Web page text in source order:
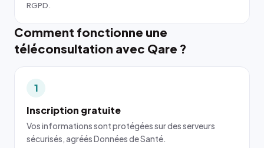
RGPD.
Comment fonctionne une
téléconsultation avec Qare ?
1
Inscription gratuite
Vos informations sont protégées sur des serveurs
sécurisés, agréés Données de Santé.